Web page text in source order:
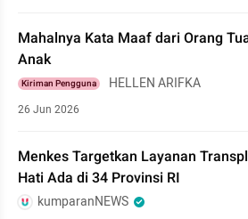
Mahalnya Kata Maaf dari Orang
Anak
Kiriman Pengguna HELLEN ARIFKA
26 Jun 2026
Menkes Targetkan Layanan
Hati Ada di 34 Provinsi RI
kumparanNEWS